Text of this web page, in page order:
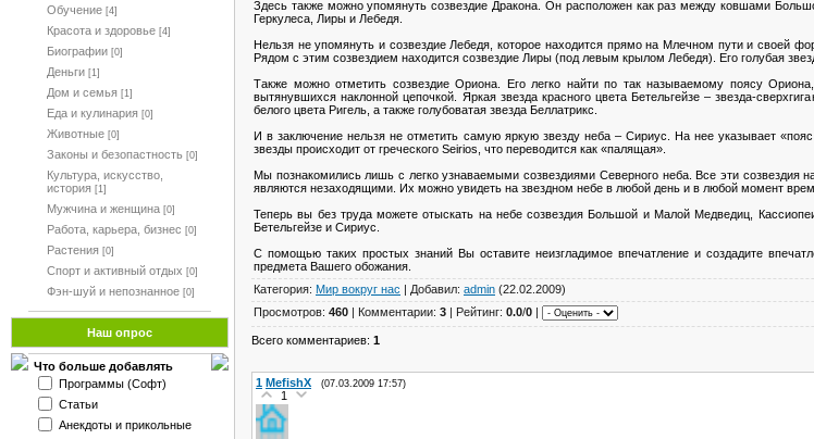
Обучение [4]
Красота и здоровье [4]
Биографии [0]
Деньги [1]
Дом и семья [1]
Еда и кулинария [0]
Животные [0]
Законы и безопастность [0]
Культура, искусство,
история [1]
Мужчина и женщина [0]
Работа, карьера, бизнес [0]
Растения [0]
Спорт и активный отдых [0]
Фэн-шуй и непознанное [0]
Наш опрос
Что больше добавлять
Программы (Софт)
Статьи
Анекдоты и прикольные
Здесь также можно упомянуть созвездие Дракона. Он расположен как раз между ковшами
Геркулеса, Лиры и Лебедя.
Нельзя не упомянуть и созвездие Лебедя, которое находится прямо на Млечном пути и своей
Рядом с этим созвездием находится созвездие Лиры (под левым крылом Лебедя). Его голубая
Также можно отметить созвездие Ориона. Его легко найти по так называемому поясу
вытянувшихся наклонной цепочкой. Яркая звезда красного цвета Бетельгейзе – звезда-
белого цвета Ригель, а также голубоватая звезда Беллатрикс.
И в заключение нельзя не отметить самую яркую звезду неба – Сириус. На нее указывает
звезды происходит от греческого Seirios, что переводится как «палящая».
Мы познакомились лишь с легко узнаваемыми созвездиями Северного неба. Все эти созвездия
являются незаходящими. Их можно увидеть на звездном небе в любой день и в любой момент
Теперь вы без труда можете отыскать на небе созвездия Большой и Малой Медведиц,
Бетельгейзе и Сириус.
С помощью таких простых знаний Вы оставите неизгладимое впечатление и создадите
предмета Вашего обожания.
Категория: Мир вокруг нас | Добавил: admin (22.02.2009)
Просмотров: 460 | Комментарии: 3 | Рейтинг: 0.0/0 |
Всего комментариев: 1
1 MefishX (07.03.2009 17:57)
1